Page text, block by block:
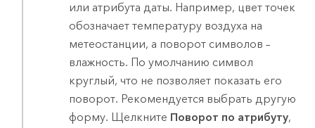
или атрибута даты. Например, цвет точек
обозначает температуру воздуха на
метеостанции, а поворот символов –
влажность. По умолчанию символ
круглый, что не позволяет показать его
поворот. Рекомендуется выбрать другую
форму. Щелкните Поворот по атрибуту,